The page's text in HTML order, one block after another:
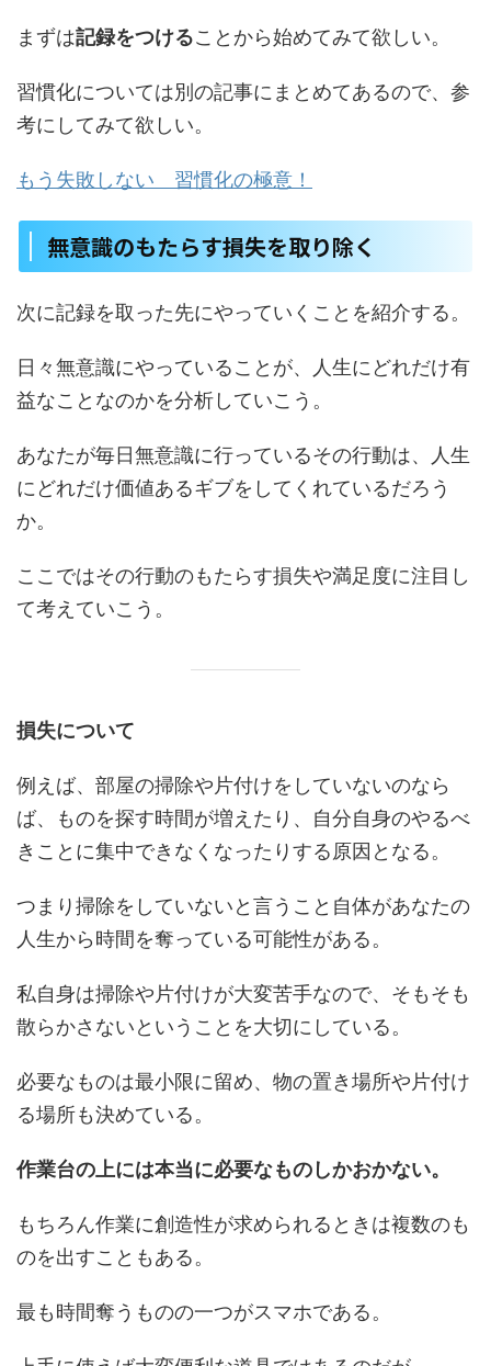
まずは記録をつけることから始めてみて欲しい。
習慣化については別の記事にまとめてあるので、参
考にしてみて欲しい。
もう失敗しない 習慣化の極意！
無意識のもたらす損失を取り除く
次に記録を取った先にやっていくことを紹介する。
日々無意識にやっていることが、人生にどれだけ有
益なことなのかを分析していこう。
あなたが毎日無意識に行っているその行動は、人生
にどれだけ価値あるギブをしてくれているだろう
か。
ここではその行動のもたらす損失や満足度に注目し
て考えていこう。
損失について
例えば、部屋の掃除や片付けをしていないのなら
ば、ものを探す時間が増えたり、自分自身のやるべ
きことに集中できなくなったりする原因となる。
つまり掃除をしていないと言うこと自体があなたの
人生から時間を奪っている可能性がある。
私自身は掃除や片付けが大変苦手なので、そもそも
散らかさないということを大切にしている。
必要なものは最小限に留め、物の置き場所や片付け
る場所も決めている。
作業台の上には本当に必要なものしかおかない。
もちろん作業に創造性が求められるときは複数のも
のを出すこともある。
最も時間奪うものの一つがスマホである。